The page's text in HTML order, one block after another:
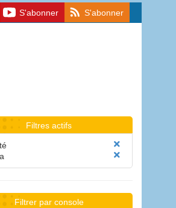
S'abonner S'abonner
Filtres actifs
Filtrer par console